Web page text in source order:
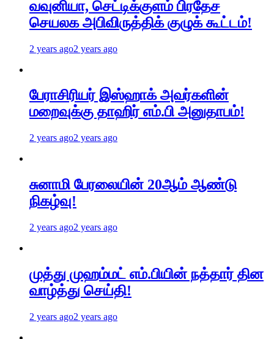
வவுனியா, செட்டிக்குளம் பிரதேச
செயலக அபிவிருத்திக் குழுக் கூட்டம்!
2 years ago2 years ago
பேராசிரியர் இஸ்ஹாக் அவர்களின்
மறைவுக்கு தாஹிர் எம்.பி அனுதாபம்!
2 years ago2 years ago
சுனாமி பேரலையின் 20ஆம் ஆண்டு
நிகழ்வு!
2 years ago2 years ago
முத்து முஹம்மட் எம்.பியின் நத்தார் தின
வாழ்த்து செய்தி!
2 years ago2 years ago